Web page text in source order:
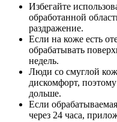
Избегайте
обработанной
раздражение.
Если на коже есть
обрабатывать
недель.
Люди со смуглой
дискомфорт,
дольше.
Если
через 24 часа,